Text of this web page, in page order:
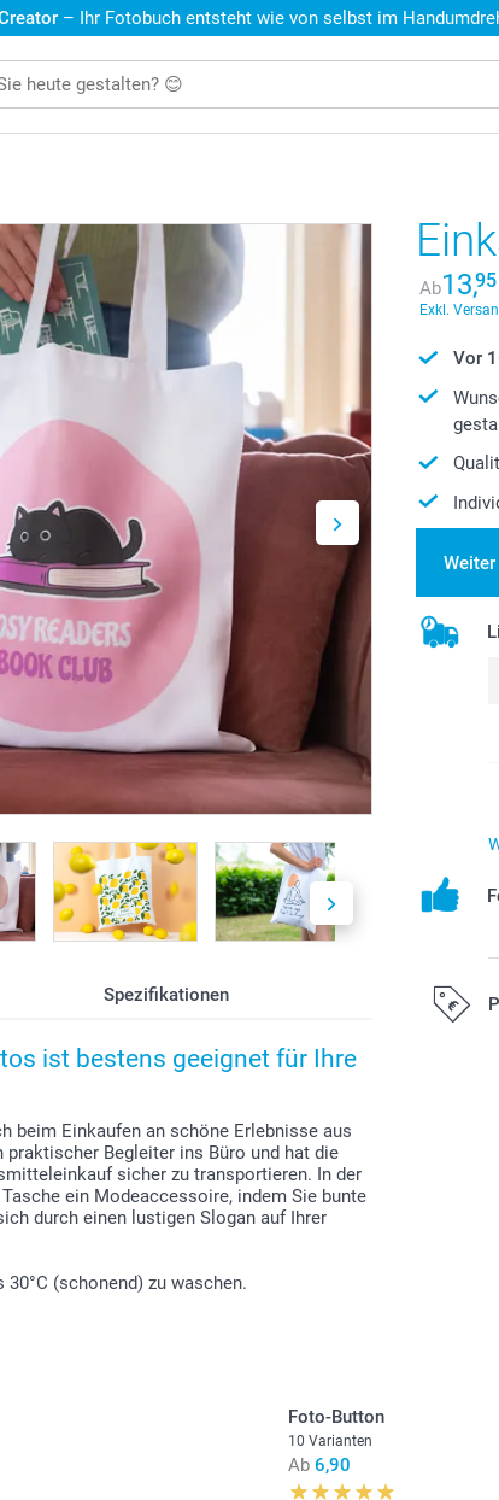
– Ihr Fotobuch entsteht wie von selbst im
Spezifikationen
ist bestens geeignet für Ihre
beim Einkaufen an schöne Erlebnisse aus
Begleiter ins Büro und hat die
sicher zu transportieren. In der
ein Modeaccessoire, indem Sie bunte
durch einen lustigen Slogan auf Ihrer
(schonend) zu waschen.
Ab13,95
Exkl.
Vor
Foto-Button
10 Varianten
Ab 6,90